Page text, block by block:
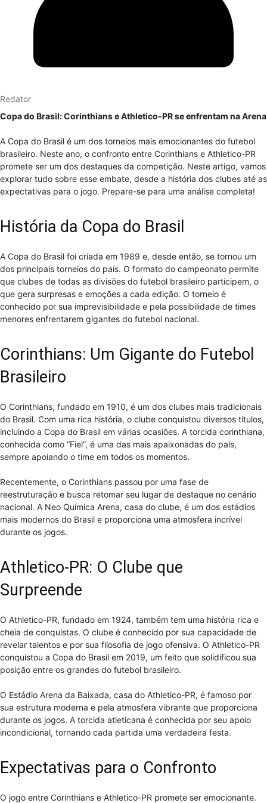
Redator
Copa do Brasil: Corinthians e Athletico-PR se enfrentam na Arena
A Copa do Brasil é um dos torneios mais emocionantes do futebol
brasileiro. Neste ano, o confronto entre Corinthians e Athletico-PR
promete ser um dos destaques da competição. Neste artigo, vamos
explorar tudo sobre esse embate, desde a história dos clubes até as
expectativas para o jogo. Prepare-se para uma análise completa!
História da Copa do Brasil
A Copa do Brasil foi criada em 1989 e, desde então, se tornou um
dos principais torneios do país. O formato do campeonato permite
que clubes de todas as divisões do futebol brasileiro participem, o
que gera surpresas e emoções a cada edição. O torneio é
conhecido por sua imprevisibilidade e pela possibilidade de times
menores enfrentarem gigantes do futebol nacional.
Corinthians: Um Gigante do Futebol
Brasileiro
O Corinthians, fundado em 1910, é um dos clubes mais tradicionais
do Brasil. Com uma rica história, o clube conquistou diversos títulos,
incluindo a Copa do Brasil em várias ocasiões. A torcida corinthiana,
conhecida como “Fiel”, é uma das mais apaixonadas do país,
sempre apoiando o time em todos os momentos.
Recentemente, o Corinthians passou por uma fase de
reestruturação e busca retomar seu lugar de destaque no cenário
nacional. A Neo Química Arena, casa do clube, é um dos estádios
mais modernos do Brasil e proporciona uma atmosfera incrível
durante os jogos.
Athletico-PR: O Clube que
Surpreende
O Athletico-PR, fundado em 1924, também tem uma história rica e
cheia de conquistas. O clube é conhecido por sua capacidade de
revelar talentos e por sua filosofia de jogo ofensiva. O Athletico-PR
conquistou a Copa do Brasil em 2019, um feito que solidificou sua
posição entre os grandes do futebol brasileiro.
O Estádio Arena da Baixada, casa do Athletico-PR, é famoso por
sua estrutura moderna e pela atmosfera vibrante que proporciona
durante os jogos. A torcida atleticana é conhecida por seu apoio
incondicional, tornando cada partida uma verdadeira festa.
Expectativas para o Confronto
O jogo entre Corinthians e Athletico-PR promete ser emocionante.